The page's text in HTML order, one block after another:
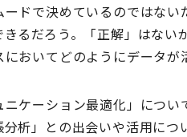
ドで決めているのではな
るだろう。「正解」はな
おいてどのようにデータが
ケーション最適化」につ
析」との出会いや活用に